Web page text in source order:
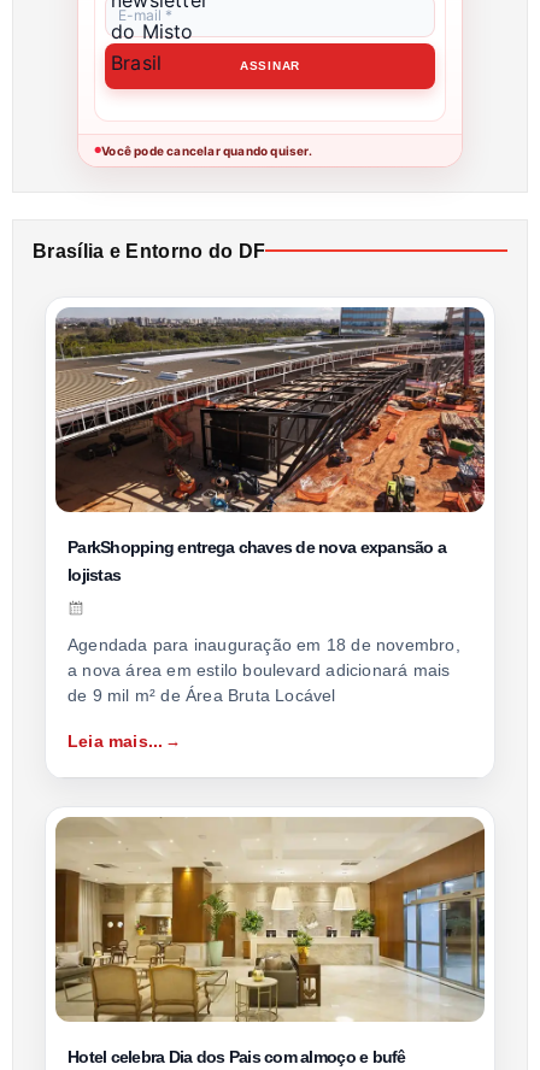
●Você pode cancelar quando quiser.
Brasília e Entorno do DF
ParkShopping entrega chaves de nova expansão a
lojistas
Agendada para inauguração em 18 de novembro,
a nova área em estilo boulevard adicionará mais
de 9 mil m² de Área Bruta Locável
Leia mais...
Hotel celebra Dia dos Pais com almoço e bufê